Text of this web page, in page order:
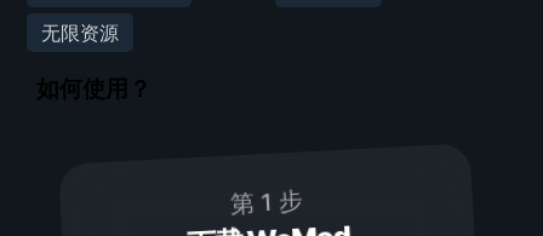
无限资源
如何使用？
第 1 步